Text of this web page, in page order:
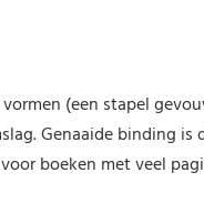
(een stapel
Genaaide binding is
boeken met veel